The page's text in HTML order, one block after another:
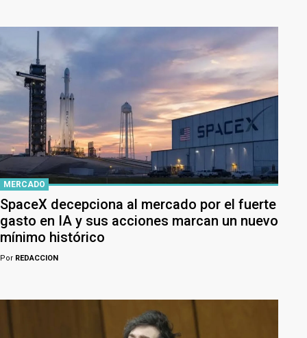
MERCADO
SpaceX decepciona al mercado por el fuerte
gasto en IA y sus acciones marcan un nuevo
mínimo histórico
Por REDACCION